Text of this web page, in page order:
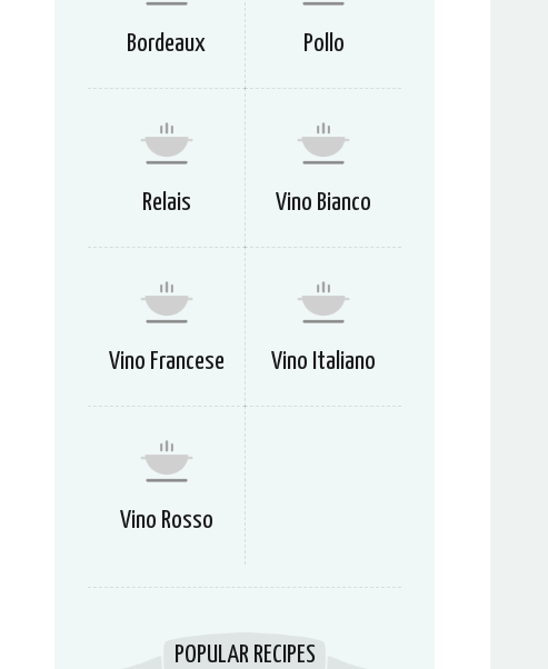
Bordeaux Pollo
Relais Vino Bianco
Vino Francese Vino Italiano
Vino Rosso
POPULAR RECIPES